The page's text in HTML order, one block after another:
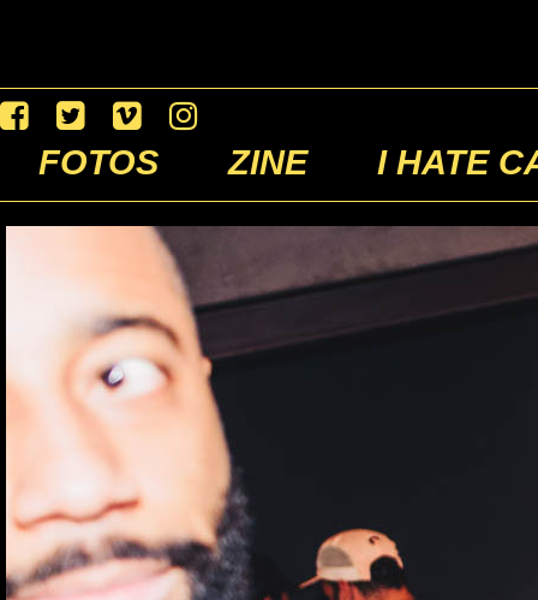
FOTOS ZINE I HATE